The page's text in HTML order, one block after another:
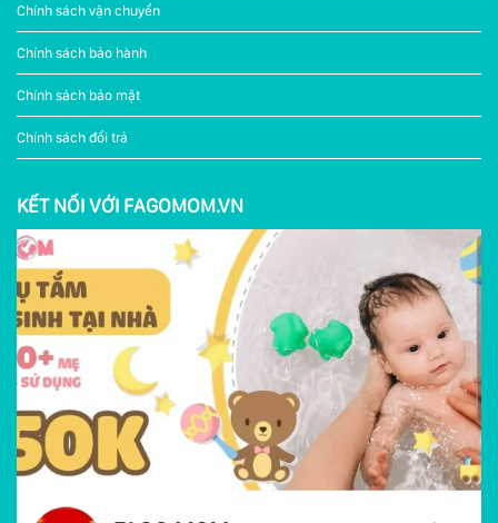
Chính sách vận chuyển
Chính sách bảo hành
Chính sách bảo mật
Chính sách đổi trả
KẾT NỐI VỚI FAGOMOM.VN